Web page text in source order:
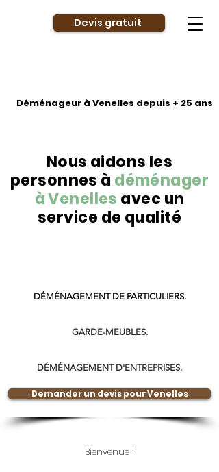
Devis gratuit
Déménageur à Venelles depuis + 25 ans
Nous aidons les
personnes à déménager
à Venelles avec un
service de qualité
DÉMÉNAGEMENT DE PARTICULIERS.
GARDE-MEUBLES.
DÉMÉNAGEMENT D'ENTREPRISES.
Demander un devis pour Venelles
Bienvenue !